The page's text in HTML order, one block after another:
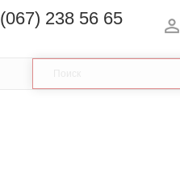
(067) 238 56 65